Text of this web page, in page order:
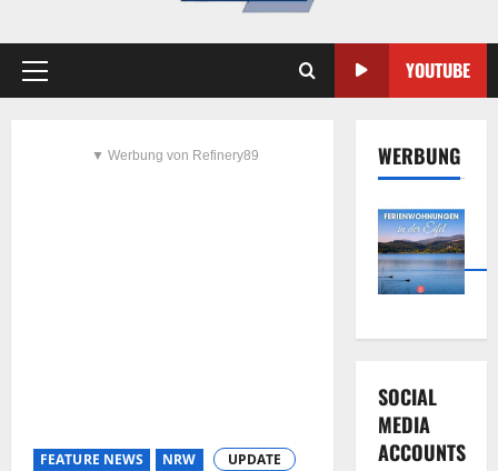
YOUTUBE
▼ Werbung von Refinery89
FEATURE NEWS NRW UPDATE
WERBUNG
SOCIAL
MEDIA
ACCOUNTS